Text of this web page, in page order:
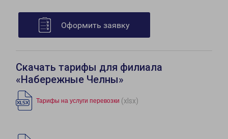
Оформить заявку
Скачать тарифы для филиала
«Набережные Челны»
Тарифы на услуги перевозки (xlsx)